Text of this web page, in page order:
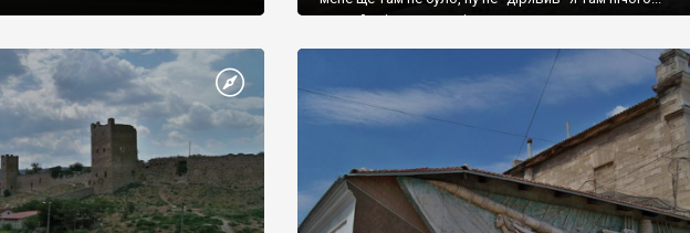
принаймні до цього літа.